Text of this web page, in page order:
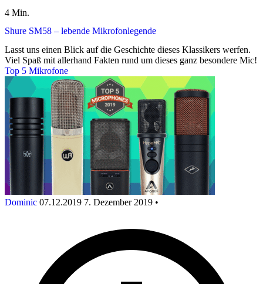
4 Min.
Shure SM58 – lebende Mikrofonlegende
Lasst uns einen Blick auf die Geschichte dieses Klassikers werfen.
Viel Spaß mit allerhand Fakten rund um dieses ganz besondere Mic!
Top 5 Mikrofone
Dominic 07.12.2019 7. Dezember 2019 •